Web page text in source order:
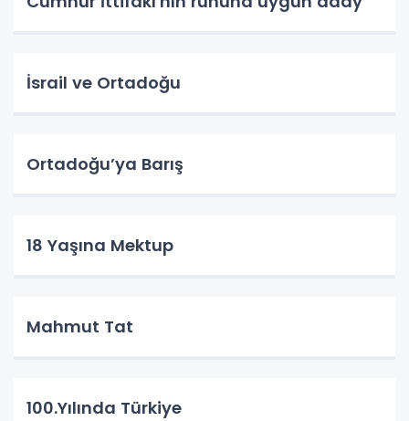
İsrail ve Ortadoğu
Ortadoğu’ya Barış
18 Yaşına Mektup
Mahmut Tat
100.Yılında Türkiye